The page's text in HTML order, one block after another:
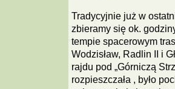
Tradycyjnie już w
zbieramy się ok.
tempie spacerowym
Wodzisław, Radlin II i
rajdu pod „Górniczą
rozpieszczała , było